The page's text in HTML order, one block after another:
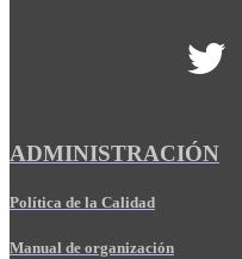
ADMINISTRACIÓN
Política de la Calidad
Manual de organización